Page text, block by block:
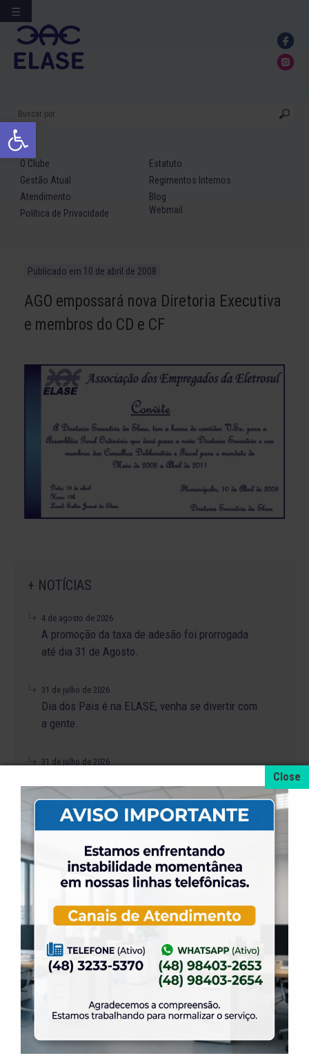
Abrir a barra de ferramentas
Ir
para
conteúdo
O Clube
Estatuto
Gestão Atual
Regimentos Internos
Atendimento
Blog
Política de Privacidade
Webmail
Publicado em 10 de abril de 2008
AGO empossará nova Diretoria Executiva
e membros do CD e CF
+ NOTÍCIAS
4 de agosto de 2026
A promoção da taxa de adesão foi prorrogada
até dia 31 de Agosto.
31 de julho de 2026
Dia dos Pais é na ELASE, venha se divertir com
a gente.
31 de julho de 2026
31 de julho de 2026
Alteração no Regimento do Campo de Futebol
23 de julho de 2026
O Torneio de Duplas Masculinas ELASE
PróTênis 2026 está chegando.
19 de julho de 2026
Venha para o Happy Hour na ELASE.
14 de julho de 2026
– Temporada 2027
☰